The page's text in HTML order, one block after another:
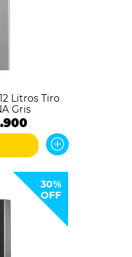
Litros Tiro
Gris
30%
OFF